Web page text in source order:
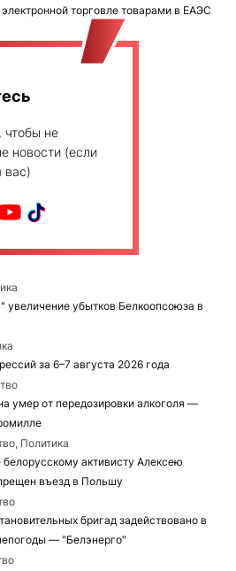
торговле товарами в ЕАЭС
чтобы не
новости (если
вас)
убытков Белкоопсоюза в
за 6–7 августа 2026 года
умер от передозировки алкоголя —
Политика
активисту Алексею
въезд в Польшу
бригад задействовано в
— "Белэнерго"